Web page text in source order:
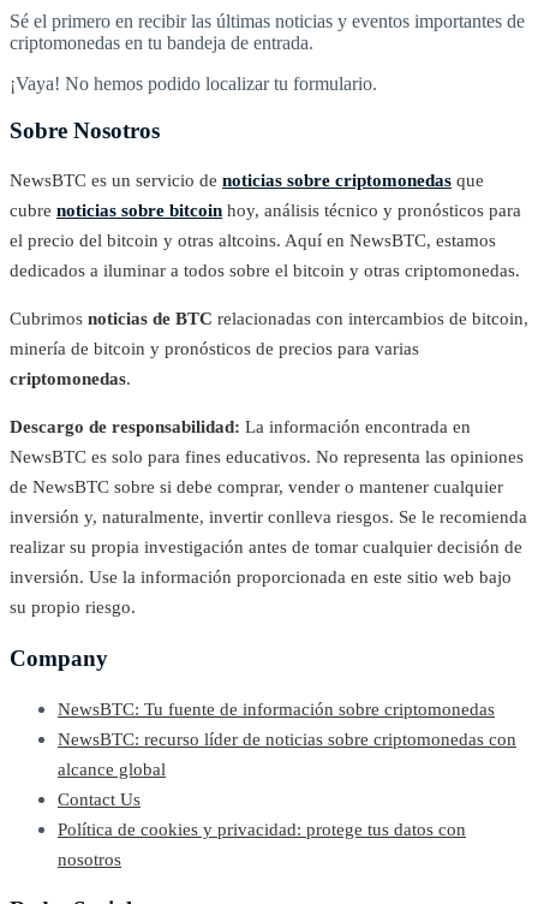
Sé el primero en recibir las últimas noticias y eventos importantes de
criptomonedas en tu bandeja de entrada.
¡Vaya! No hemos podido localizar tu formulario.
Sobre Nosotros
NewsBTC es un servicio de noticias sobre criptomonedas que
cubre noticias sobre bitcoin hoy, análisis técnico y pronósticos para
el precio del bitcoin y otras altcoins. Aquí en NewsBTC, estamos
dedicados a iluminar a todos sobre el bitcoin y otras criptomonedas.
Cubrimos noticias de BTC relacionadas con intercambios de bitcoin,
minería de bitcoin y pronósticos de precios para varias
criptomonedas.
Descargo de responsabilidad: La información encontrada en
NewsBTC es solo para fines educativos. No representa las opiniones
de NewsBTC sobre si debe comprar, vender o mantener cualquier
inversión y, naturalmente, invertir conlleva riesgos. Se le recomienda
realizar su propia investigación antes de tomar cualquier decisión de
inversión. Use la información proporcionada en este sitio web bajo
su propio riesgo.
Company
NewsBTC: Tu fuente de información sobre criptomonedas
NewsBTC: recurso líder de noticias sobre criptomonedas con
alcance global
Contact Us
Política de cookies y privacidad: protege tus datos con
nosotros